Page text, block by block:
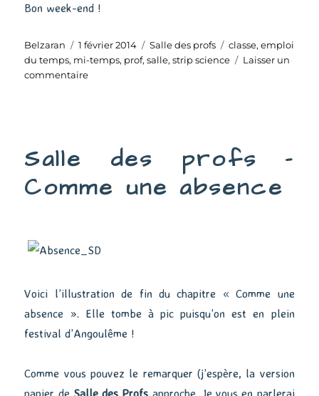
Bon week-end !
Auteur
Belzaran
Publié
le
1 février 2014 Catégories
Salle des profs Étiquettes
classe,emploi
du temps, mi-temps, prof,salle,strip science
Laisser un
commentairesur
emploi
temps
Salle des profs –
Comme une absence
Voici l’illustration de fin du chapitre « Comme une
absence ». Elle tombe à pic puisqu’on est en plein
festival d’Angoulême !
Comme vous pouvez le remarquer (j’espère, la version
papier de Salle des Profs approche. Je vous en parlerai